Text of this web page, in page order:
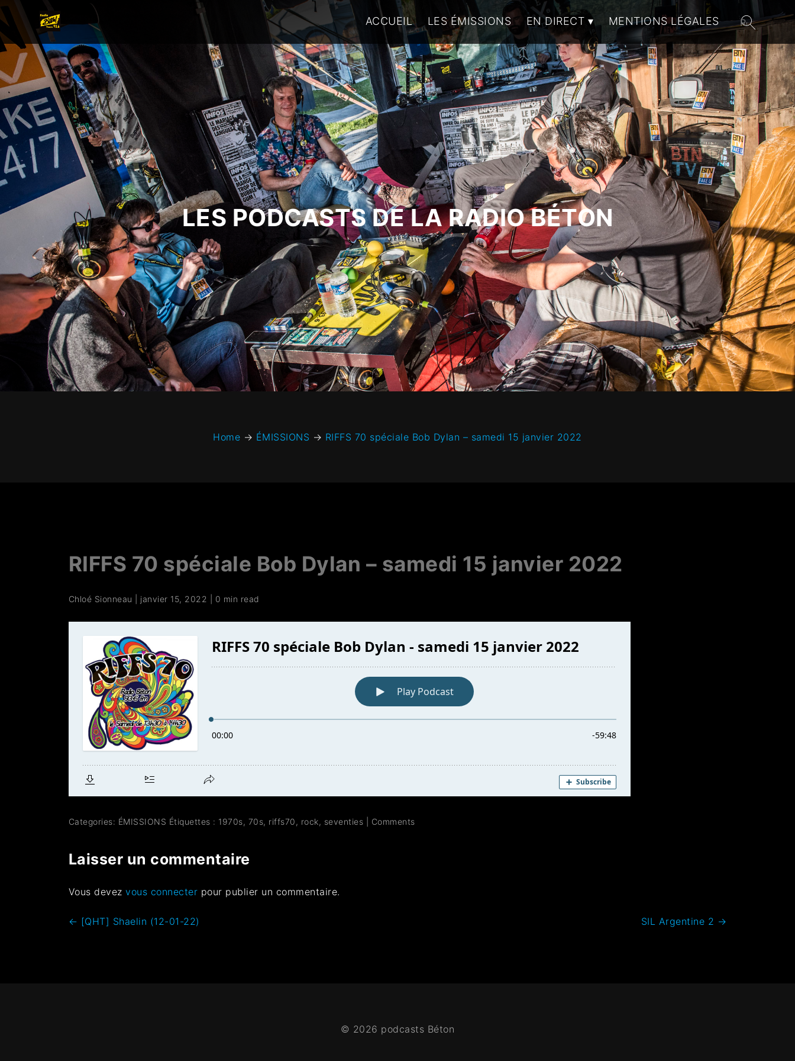
ACCUEIL LES ÉMISSIONS EN DIRECT MENTIONS LÉGALES
LES PODCASTS DE LA RADIO BÉTON
Home → ÉMISSIONS → RIFFS 70 spéciale Bob Dylan – samedi 15 janvier 2022
RIFFS 70 spéciale Bob Dylan – samedi 15 janvier 2022
Chloé Sionneau janvier 15, 2022 0 min read
Categories: ÉMISSIONS Étiquettes : 1970s, 70s, riffs70 , rock, seventies Comments
Laisser un commentaire
Vous devezvous connecter pour publier un commentaire.
← [QHT] Shaelin (12-01-22) SIL Argentine 2 →
© 2026 podcasts Béton